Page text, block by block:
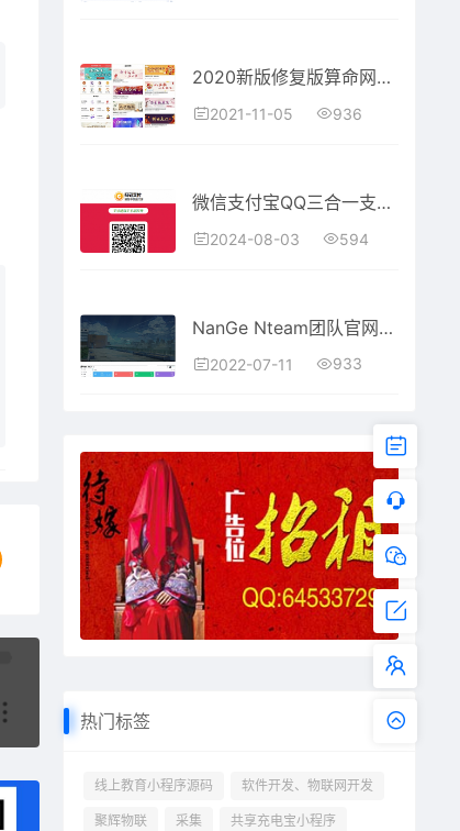
2020新版修复版算命网站 带免签支付+后台功能完整源码
2021-11-05 936
微信支付宝QQ三合一支付生成系统源码
2024-08-03 594
NanGe Nteam团队官网源码全解版/移除后门授权
2022-07-11 933
热门标签
线上教育小程序源码 软件开发、物联网开发
聚辉物联 采集 共享充电宝小程序